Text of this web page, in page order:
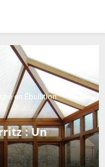
en Ébullition
: Un